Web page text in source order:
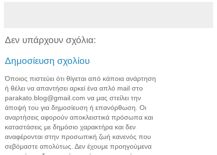
Δεν υπάρχουν σχόλια:
Δημοσίευση σχολίου
Όποιος πιστεύει ότι θίγεται από κάποια ανάρτηση
ή θέλει να απαντήσει αρκεί ένα απλό mail στο
parakato.blog@gmail.com να μας στείλει την
άποψή του για δημοσίευση ή επανόρθωση. Οι
αναρτήσεις αφορούν αποκλειστικά πρόσωπα και
καταστάσεις με δημόσιο χαρακτήρα και δεν
αναφέρονται στην προσωπική ζωή κανενός που
σεβόμαστε απολύτως. Δεν έχουμε προηγούμενα